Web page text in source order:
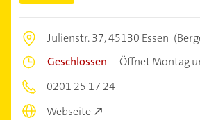
Julienstr. 37,45130 Essen
Geschlossen –Öffnet Montag
0201 25 17 24
Webseite